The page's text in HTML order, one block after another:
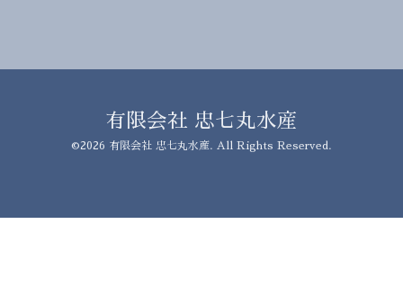
有限会社 忠七丸水産
©2026 有限会社 忠七丸水産. All Rights Reserved.